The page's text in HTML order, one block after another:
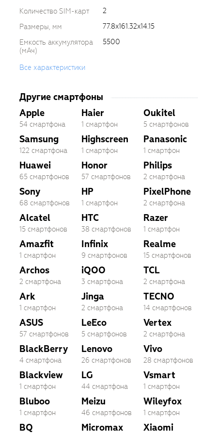
Количество SIM-карт
2
Размеры, мм
77.8x161.32x14.15
Емкость аккумулятора
(мАч)
5500
Все характеристики
Другие смартфоны
Apple
54 смартфона
Samsung
122 смартфона
Huawei
65 смартфонов
Sony
68 смартфонов
Alcatel
15 смартфонов
Amazfit
1 смартфон
Archos
2 смартфона
Ark
1 смартфон
ASUS
57 смартфонов
BlackBerry
4 смартфона
Blackview
1 смартфон
Bluboo
1 смартфон
BQ
Haier
1 смартфон
Highscreen
1 смартфон
Honor
57 смартфонов
HP
1 смартфон
HTC
38 смартфонов
Infinix
9 смартфонов
iQOO
3 смартфона
Jinga
2 смартфона
LeEco
5 смартфонов
Lenovo
26 смартфонов
LG
44 смартфона
Meizu
46 смартфонов
Micromax
Oukitel
5 смартфонов
Panasonic
1 смартфон
Philips
2 смартфона
PixelPhone
2 смартфона
Razer
1 смартфон
Realme
15 смартфонов
TCL
2 смартфона
TECNO
14 смартфонов
Vertex
2 смартфона
Vivo
28 смартфонов
Vsmart
1 смартфон
Wileyfox
1 смартфон
Xiaomi